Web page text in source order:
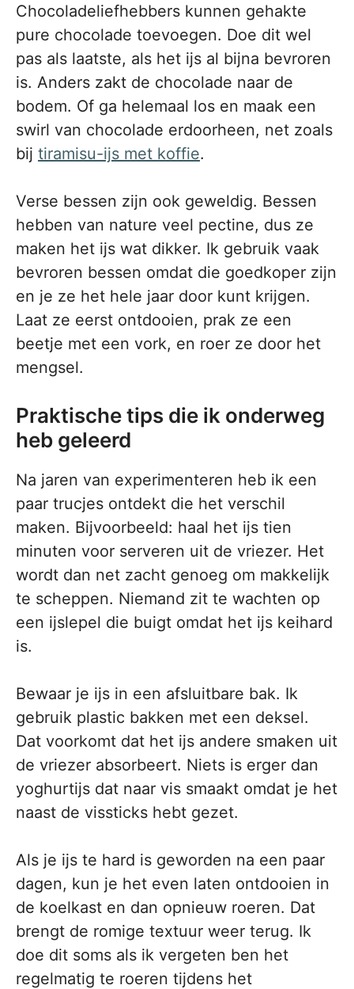
Chocoladeliefhebbers kunnen gehakte
pure chocolade toevoegen. Doe dit wel
pas als laatste, als het ijs al bijna bevroren
is. Anders zakt de chocolade naar de
bodem. Of ga helemaal los en maak een
swirl van chocolade erdoorheen, net zoals
bij tiramisu-ijs met koffie.
Verse bessen zijn ook geweldig. Bessen
hebben van nature veel pectine, dus ze
maken het ijs wat dikker. Ik gebruik vaak
bevroren bessen omdat die goedkoper zijn
en je ze het hele jaar door kunt krijgen.
Laat ze eerst ontdooien, prak ze een
beetje met een vork, en roer ze door het
mengsel.
Praktische tips die ik onderweg
heb geleerd
Na jaren van experimenteren heb ik een
paar trucjes ontdekt die het verschil
maken. Bijvoorbeeld: haal het ijs tien
minuten voor serveren uit de vriezer. Het
wordt dan net zacht genoeg om makkelijk
te scheppen. Niemand zit te wachten op
een ijslepel die buigt omdat het ijs keihard
is.
Bewaar je ijs in een afsluitbare bak. Ik
gebruik plastic bakken met een deksel.
Dat voorkomt dat het ijs andere smaken uit
de vriezer absorbeert. Niets is erger dan
yoghurtijs dat naar vis smaakt omdat je het
naast de vissticks hebt gezet.
Als je ijs te hard is geworden na een paar
dagen, kun je het even laten ontdooien in
de koelkast en dan opnieuw roeren. Dat
brengt de romige textuur weer terug. Ik
doe dit soms als ik vergeten ben het
regelmatig te roeren tijdens het